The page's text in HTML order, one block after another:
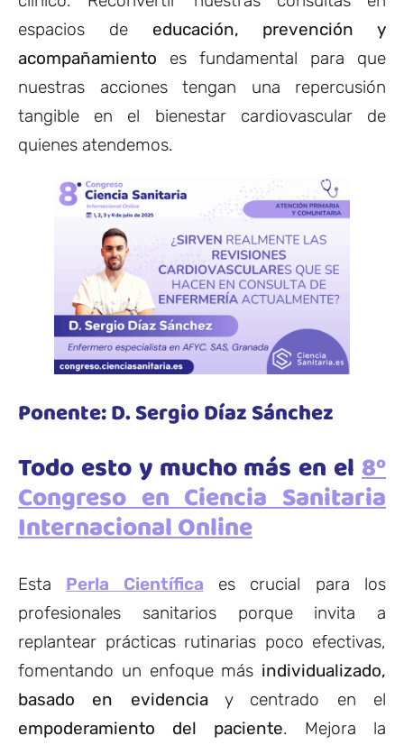
espacios de educación, prevención y
acompañamiento es fundamental para que
nuestras acciones tengan una repercusión
tangible en el bienestar cardiovascular de
quienes atendemos.
Ponente:D.Sergio Díaz Sánchez
Todo esto y mucho más en el 8º
Congreso en Ciencia Sanitaria
Internacional Online
Esta Perla Científica es crucial para los
profesionales sanitarios porque invita a
replantear prácticas rutinarias poco efectivas,
fomentando un enfoque más individualizado,
basado en evidenciay centrado en el
empoderamiento del paciente. Mejora la